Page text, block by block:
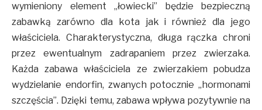
wymieniony element „łowiecki” będzie bezpieczną
zabawką zarówno dla kota jak i również dla jego
właściciela. Charakterystyczna, długa rączka chroni
przez ewentualnym zadrapaniem przez zwierzaka.
Każda zabawa właściciela ze zwierzakiem pobudza
wydzielanie endorfin, zwanych potocznie „hormonami
szczęścia”. Dzięki temu, zabawa wpływa pozytywnie na